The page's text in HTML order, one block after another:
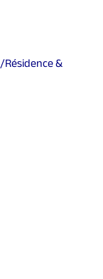
/Résidence &